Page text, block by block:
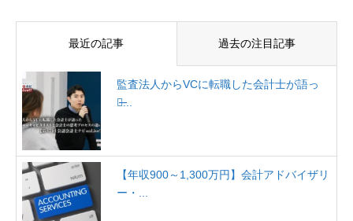
最近の記事 過去の注目記事
監査法人からVCに転職した会計士が語っ
た̶...
【年収900～1,300万円】会計アドバイザリ
ー・...